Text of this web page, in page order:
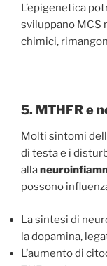
L’epigenetica
sviluppano MCS
chimici,
5. MTHFR e
Molti sintomi
di testa e i
alla
possono
La sintesi di
la dopamina,
L’aumento di